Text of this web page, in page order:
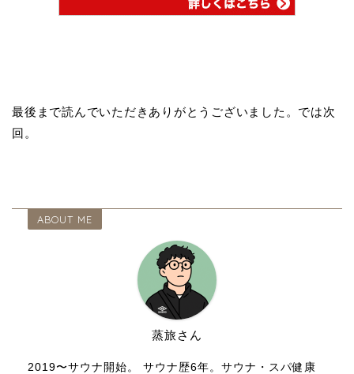
最後まで読んでいただきありがとうございました。では次
回。
ABOUT ME
蒸旅さん
2019〜サウナ開始。 サウナ歴6年。サウナ・スパ健康